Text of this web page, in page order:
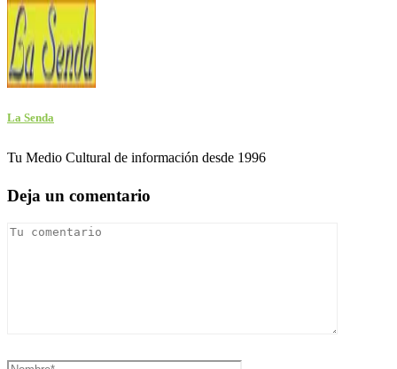
La Senda
Tu Medio Cultural de información desde 1996
Deja un comentario